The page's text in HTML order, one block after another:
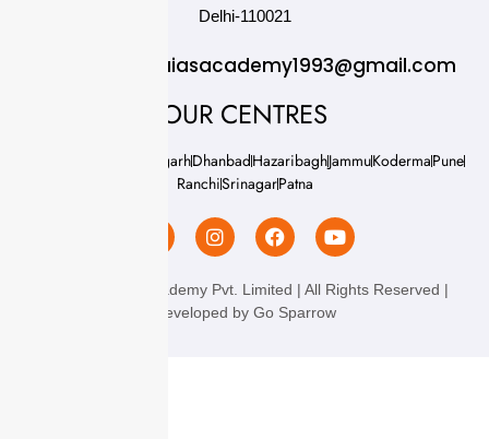
Delhi-110021
info.chanakyaiasacademy1993@gmail.com
OUR CENTRES
ChandigarhDhanbadHazaribaghJammuKodermaPune
RanchiSrinagarPatna
Chanakya IAS Academy Pvt. Limited | All Rights Reserved |
Developed by Go Sparrow